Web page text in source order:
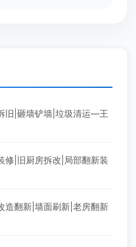
旧|砸墙铲墙|垃圾清运—王
修|旧厨房拆改|局部翻新装
造翻新|墙面刷新|老房翻新